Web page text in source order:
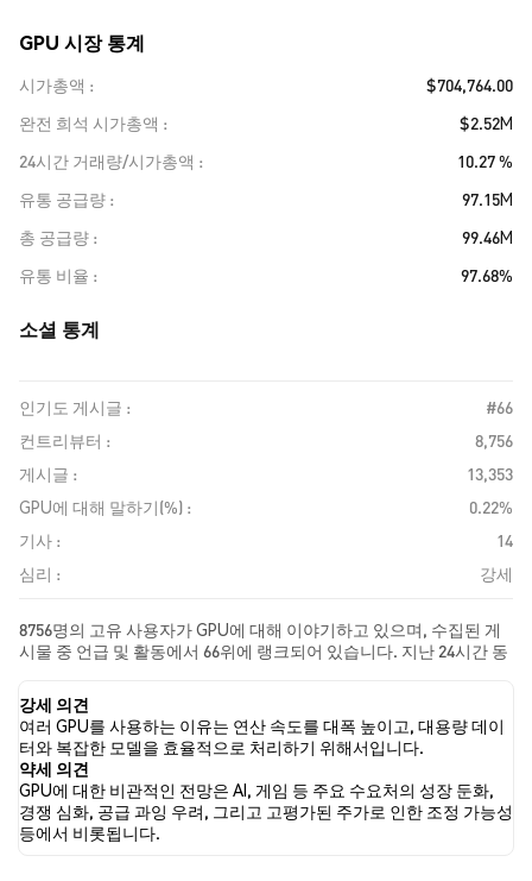
GPU 시장 통계
시가총액
$704,764.00
완전 희석 시가총액
$2.52M
24시간 거래량/시가총액
10.27 %
유통 공급량
97.15M
총 공급량
99.46M
유통 비율
97.68%
소셜 통계
인기도 게시글 :
#66
컨트리뷰터 :
8,756
게시글 :
13,353
GPU에 대해 말하기(%) :
0.22%
기사 :
14
심리 :
강세
8756명의 고유 사용자가 GPU에 대해 이야기하고 있으며, 수집된 게
시물 중 언급 및 활동에서 66위에 랭크되어 있습니다. 지난 24시간 동
으로, GPU에 대한 뉴스 기사 14건이 게시되었습니다. 트위터에서는
29.41%의 트윗이 강세 감정을, 8.35%의 트윗이 약세 감정을 보였습
니다. 62.24%의 트윗은 GPU에 대해 중립적인 감정을 나타냈습니다.
이 감정 분석은 4763개의 트윗을 기반으로 합니다.
강세 의견
여러 GPU를 사용하는 이유는 연산 속도를 대폭 높이고, 대용량 데이
터와 복잡한 모델을 효율적으로 처리하기 위해서입니다.
약세 의견
GPU에 대한 비관적인 전망은 AI, 게임 등 주요 수요처의 성장 둔화,
경쟁 심화, 공급 과잉 우려, 그리고 고평가된 주가로 인한 조정 가능성
등에서 비롯됩니다.